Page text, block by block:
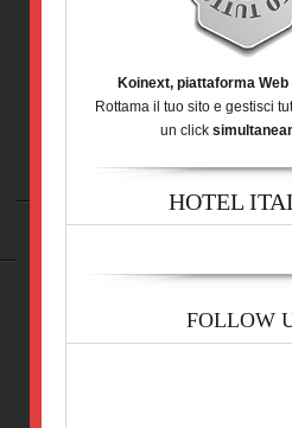
Koinext, piattaforma
Rottama il tuo sito e gestisci
un click
HOTEL
FOLLOW